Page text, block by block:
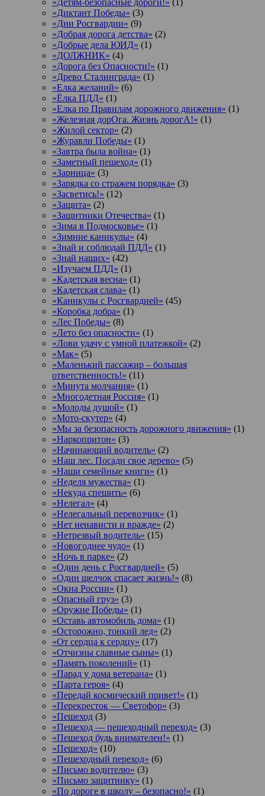
«Детям-безопасные дороги!» (1)
«Диктант Победы» (3)
«Дни Росгвардии» (9)
«Добрая дорога детства» (2)
«Добрые дела ЮИД» (1)
«ДОЛЖНИК» (4)
«Дорога без Опасности!» (1)
«Древо Сталинграда» (1)
«Елка желаний» (6)
«Ёлка ПДД» (1)
«Елка по Правилам дорожного движения» (1)
«Железная дорОга. Жизнь дорогА!» (1)
«Жилой сектор» (2)
«Журавли Победы» (1)
«Завтра была война» (1)
«Заметный пешеход» (1)
«Зарница» (3)
«Зарядка со стражем порядка» (3)
«Засветись!» (12)
«Защита» (2)
«Защитники Отечества» (1)
«Зима в Подмосковье» (1)
«Зимние каникулы» (4)
«Знай и соблюдай ПДД» (1)
«Знай наших» (42)
«Изучаем ПДД» (1)
«Кадетская весна» (1)
«Кадетская слава» (1)
«Каникулы с Росгвардией» (45)
«Коробка добра» (1)
«Лес Победы» (8)
«Лето без опасности» (1)
«Лови удачу с умной платежкой» (2)
«Мак» (5)
«Маленький пассажир – большая
ответственность!» (11)
«Минута молчания» (1)
«Многодетная Россия» (1)
«Молоды душой» (1)
«Мото-скутер» (4)
«Мы за безопасность дорожного движения» (1)
«Наркопритон» (3)
«Начинающий водитель» (2)
«Наш лес. Посади свое дерево» (5)
«Наши семейные книги» (1)
«Неделя мужества» (1)
«Некуда спешить» (6)
«Нелегал» (4)
«Нелегальный перевозчик» (1)
«Нет ненависти и вражде» (2)
«Нетрезвый водитель» (15)
«Новогоднее чудо» (1)
«Ночь в парке» (2)
«Один день с Росгвардией» (5)
«Один щелчок спасает жизнь!» (8)
«Окна России» (1)
«Опасный груз» (3)
«Оружие Победы» (1)
«Оставь автомобиль дома» (1)
«Осторожно, тонкий лед» (2)
«От сердца к сердцу» (17)
«Отчизны славные сыны» (1)
«Память поколений» (1)
«Парад у дома ветерана» (1)
«Парта героя» (4)
«Передай космический привет!» (1)
«Перекресток — Светофор» (3)
«Пешеход (3)
«Пешеход — пешеходный переход» (3)
«Пешеход будь внимателен!» (1)
«Пешеход» (10)
«Пешеходный переход» (6)
«Письмо водителю» (3)
«Письмо защитнику» (1)
«По дороге в школу – безопасно!» (1)